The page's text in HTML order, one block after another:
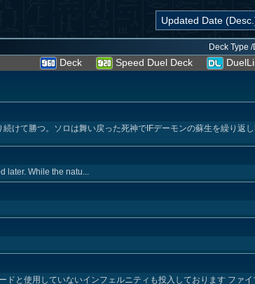
Deck Type
Deck Speed Duel Deck
けて勝つ。ソロは舞い戻った死神でIFデーモンの蘇生を繰り返し
later. While the natu...
と使用していないインフェルニティも投入しております ファイ